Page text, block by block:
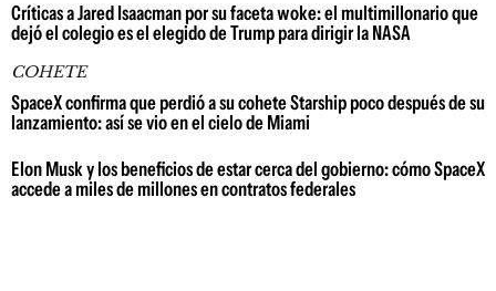
Críticas a Jared Isaacman por su faceta woke: el multimillonario que
dejó el colegio es el elegido de Trump para dirigir la NASA
COHETE
SpaceX confirma que perdió a su cohete Starship poco después de su
lanzamiento: así se vio en el cielo de Miami
Elon Musk y los beneficios de estar cerca del gobierno: cómo SpaceX
accede a miles de millones en contratos federales